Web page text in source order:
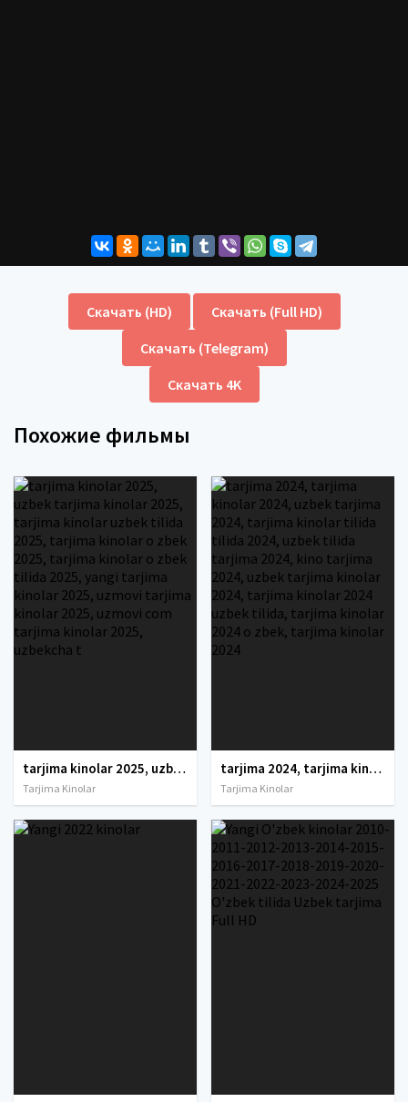
Скачать (HD)
Скачать (Full HD)
Скачать (Telegram)
Скачать 4K
Похожие фильмы
tarjima kinolar 2025, uzbek tarjima kinolar 2025, tarjima kinolar uzbek tilida 2025, tarjima kinolar o zbek 2025, tarjima kinolar o zbek tilida 2025, yangi tarjima kinolar 2025, uzmovi tarjima kinolar 2025, uzmovi com tarjima kinolar 2025, uzbekcha t
Tarjima Kinolar
tarjima 2024, tarjima kinolar 2024, uzbek tarjima 2024, tarjima kinolar tilida tilida 2024, uzbek tilida tarjima 2024, kino tarjima 2024, uzbek tarjima kinolar 2024, tarjima kinolar 2024 uzbek tilida, tarjima kinolar 2024 o zbek, tarjima kinolar 2024
Tarjima Kinolar